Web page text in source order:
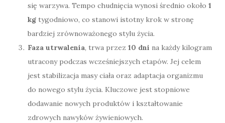
się warzywa. Tempo chudnięcia wynosi średnio około 1
kg tygodniowo, co stanowi istotny krok w stronę
bardziej zrównoważonego stylu życia.
Faza utrwalenia, trwa przez 10 dni na każdy kilogram
utracony podczas wcześniejszych etapów. Jej celem
jest stabilizacja masy ciała oraz adaptacja organizmu
do nowego stylu życia. Kluczowe jest stopniowe
dodawanie nowych produktów i kształtowanie
zdrowych nawyków żywieniowych.